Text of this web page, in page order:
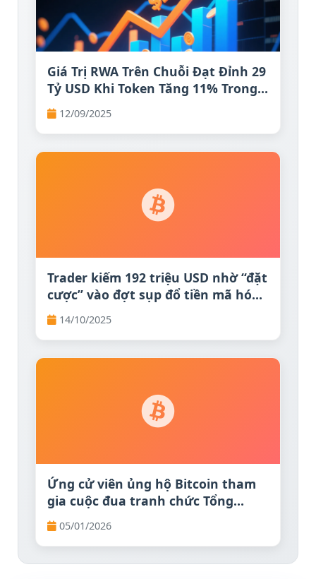
Giá Trị RWA Trên Chuỗi Đạt Đỉnh 29
Tỷ USD Khi Token Tăng 11% Trong
Một Tuần
12/09/2025
Trader kiếm 192 triệu USD nhờ “đặt
cược” vào đợt sụp đổ tiền mã hóa,
nay quay lại chống lại Bitcoin
14/10/2025
Ứng cử viên ủng hộ Bitcoin tham
gia cuộc đua tranh chức Tổng
thống Venezuela
05/01/2026